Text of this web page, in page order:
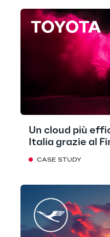
Un cloud più
Italia grazie al
CASE STUDY